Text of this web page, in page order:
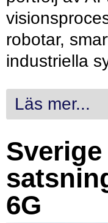
robotar,
industriella
Läs mer...
6G